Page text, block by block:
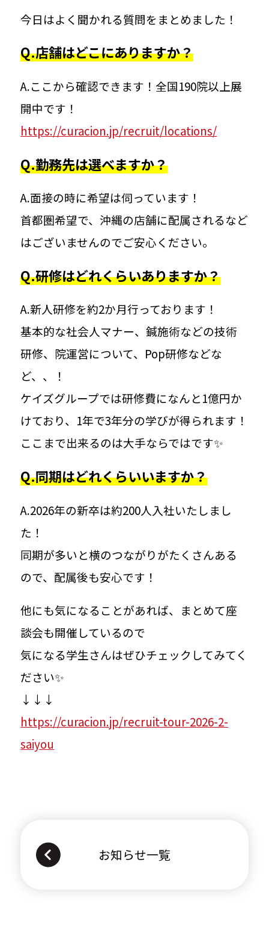
字で見るクラシオン
輩インタビュー｜太田凌平さん
輩インタビュー｜石川玲美さん
ネージャーに聞く100の質問
STYLE
知る
レーナー活動
ラシオンのさまざまな働き方
CONDITIONS
内風景
利厚生
ラシオン社員のリアル
舗一覧
採用情報
LINE登録
今日はよく聞かれる質問をまとめました！
Q.店舗はどこにありますか？
A.ここから確認できます！全国190院以上展
開中です！
https://curacion.jp/recruit/locations/
Q.勤務先は選べますか？
A.面接の時に希望は伺っています！
首都圏希望で、沖縄の店舗に配属されるなど
はございませんのでご安心ください。
Q.研修はどれくらいありますか？
A.新人研修を約2か月行っております！
基本的な社会人マナー、鍼施術などの技術
研修、院運営について、Pop研修などな
ど、、！
ケイズグループでは研修費になんと1億円か
けており、1年で3年分の学びが得られます！
ここまで出来るのは大手ならではです✨
Q.同期はどれくらいいますか？
A.2026年の新卒は約200人入社いたしまし
た！
同期が多いと横のつながりがたくさんある
ので、配属後も安心です！
他にも気になることがあれば、まとめて座
談会も開催しているので
気になる学生さんはぜひチェックしてみてく
ださい✨
↓↓↓
https://curacion.jp/recruit-tour-2026-2-
saiyou
お知らせ一覧